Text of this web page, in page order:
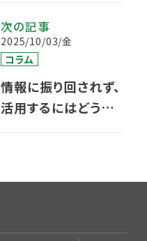
次の記事
2025/10/03/金
コラム
情報に振り回されず、
活用するにはどうす